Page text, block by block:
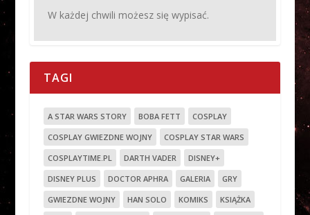
W każdej chwili możesz się wypisać.
TAGI
A STAR WARS STORY BOBA FETT
COSPLAY
COSPLAY GWIEZDNE WOJNY
COSPLAY STAR WARS
COSPLAYTIME.PL
DARTH VADER
DISNEY+
DISNEY PLUS
DOCTOR APHRA GALERIA
GRY
GWIEZDNE WOJNY
HAN SOLO KOMIKS
KSIĄŻKA